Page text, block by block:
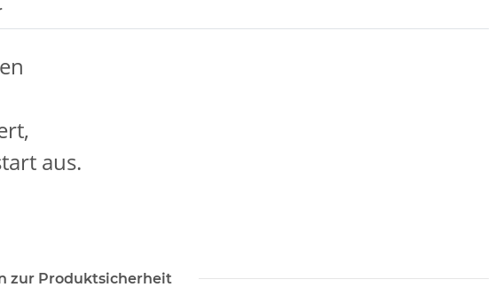
aus.
zur Produktsicherheit